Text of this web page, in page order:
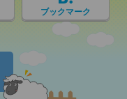
ブックマーク